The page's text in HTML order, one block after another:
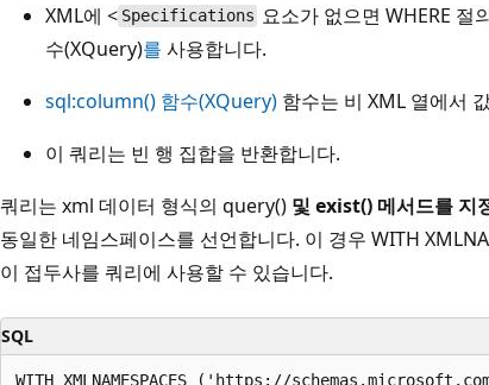
XML에 < Specifications 요소가 없으면 WHERE
수(XQuery)를 사용합니다.
sql:column() 함수(XQuery) 함수는 비 XML 열에서
이 쿼리는 빈 행 집합을 반환합니다.
쿼리는 xml 데이터 형식의 query() 및 exist() 메서드를 지
동일한 네임스페이스를 선언합니다. 이 경우 WITH
이 접두사를 쿼리에 사용할 수 있습니다.
SQL
WITH XMLNAMESPACES ('https://